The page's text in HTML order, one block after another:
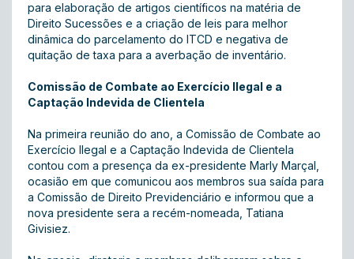
para elaboração de artigos científicos na matéria de
Direito Sucessões e a criação de leis para melhor
dinâmica do parcelamento do ITCD e negativa de
quitação de taxa para a averbação de inventário.
Comissão de Combate ao Exercício Ilegal e a
Captação Indevida de Clientela
Na primeira reunião do ano, a Comissão de Combate ao
Exercício Ilegal e a Captação Indevida de Clientela
contou com a presença da ex-presidente Marly Marçal,
ocasião em que comunicou aos membros sua saída para
a Comissão de Direito Previdenciário e informou que a
nova presidente sera a recém-nomeada, Tatiana
Givisiez.